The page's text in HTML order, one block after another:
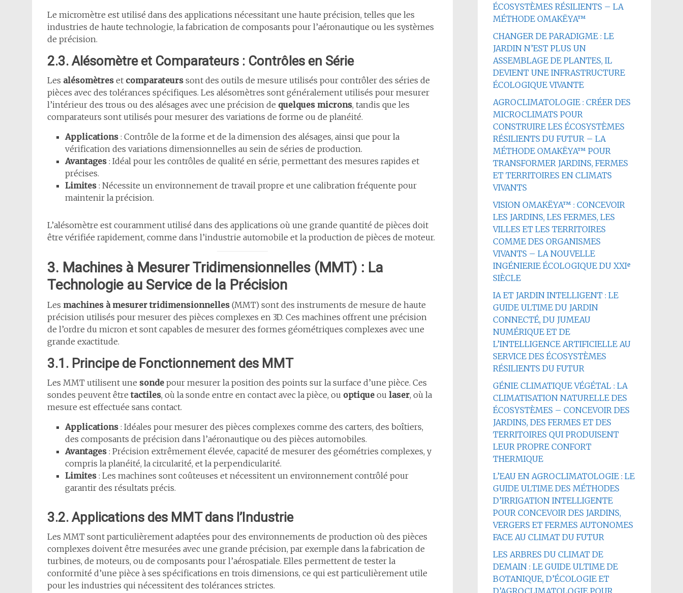
Le micromètre est utilisé dans des applications nécessitant une haute précision, telles que les
industries de haute technologie, la fabrication de composants pour l’aéronautique ou les systèmes
de précision.
2.3. Alésomètre et Comparateurs : Contrôles en Série
Les alésomètres et comparateurs sont des outils de mesure utilisés pour contrôler des séries de
pièces avec des tolérances spécifiques. Les alésomètres sont généralement utilisés pour mesurer
l’intérieur des trous ou des alésages avec une précision de quelques microns, tandis que les
comparateurs sont utilisés pour mesurer des variations de forme ou de planéité.
Applications : Contrôle de la forme et de la dimension des alésages, ainsi que pour la
vérification des variations dimensionnelles au sein de séries de production.
Avantages : Idéal pour les contrôles de qualité en série, permettant des mesures rapides et
précises.
Limites : Nécessite un environnement de travail propre et une calibration fréquente pour
maintenir la précision.
L’alésomètre est couramment utilisé dans des applications où une grande quantité de pièces doit
être vérifiée rapidement, comme dans l’industrie automobile et la production de pièces de moteur.
3. Machines à Mesurer Tridimensionnelles (MMT) : La
Technologie au Service de la Précision
Les machines à mesurer tridimensionnelles (MMT) sont des instruments de mesure de haute
précision utilisés pour mesurer des pièces complexes en 3D. Ces machines offrent une précision
de l’ordre du micron et sont capables de mesurer des formes géométriques complexes avec une
grande exactitude.
3.1. Principe de Fonctionnement des MMT
Les MMT utilisent une sonde pour mesurer la position des points sur la surface d’une pièce. Ces
sondes peuvent êtretactiles, où la sonde entre en contact avec la pièce, ou optique ou laser, où la
mesure est effectuée sans contact.
Applications : Idéales pour mesurer des pièces complexes comme des carters, des boîtiers,
des composants de précision dans l’aéronautique ou des pièces automobiles.
Avantages : Précision extrêmement élevée, capacité de mesurer des géométries complexes, y
compris la planéité, la circularité, et la perpendicularité.
Limites : Les machines sont coûteuses et nécessitent un environnement contrôlé pour
garantir des résultats précis.
3.2. Applications des MMT dans l’Industrie
Les MMT sont particulièrement adaptées pour des environnements de production où des pièces
complexes doivent être mesurées avec une grande précision, par exemple dans la fabrication de
turbines, de moteurs, ou de composants pour l’aérospatiale. Elles permettent de tester la
conformité d’une pièce à ses spécifications en trois dimensions, ce qui est particulièrement utile
pour les industries qui nécessitent des tolérances strictes.
ÉCOSYSTÈMES RÉSILIENTS – LA
MÉTHODE OMAKËYA™
CHANGER DE PARADIGME : LE
JARDIN N’EST PLUS UN
ASSEMBLAGE DE PLANTES, IL
DEVIENT UNE INFRASTRUCTURE
ÉCOLOGIQUE VIVANTE
AGROCLIMATOLOGIE : CRÉER DES
MICROCLIMATS POUR
CONSTRUIRE LES ÉCOSYSTÈMES
RÉSILIENTS DU FUTUR – LA
MÉTHODE OMAKËYA™ POUR
TRANSFORMER JARDINS, FERMES
ET TERRITOIRES EN CLIMATS
VIVANTS
VISION OMAKËYA™ : CONCEVOIR
LES JARDINS, LES FERMES, LES
VILLES ET LES TERRITOIRES
COMME DES ORGANISMES
VIVANTS – LA NOUVELLE
INGÉNIERIE ÉCOLOGIQUE DU XXIᵉ
SIÈCLE
IA ET JARDIN INTELLIGENT : LE
GUIDE ULTIME DU JARDIN
CONNECTÉ, DU JUMEAU
NUMÉRIQUE ET DE
L’INTELLIGENCE ARTIFICIELLE AU
SERVICE DES ÉCOSYSTÈMES
RÉSILIENTS DU FUTUR
GÉNIE CLIMATIQUE VÉGÉTAL : LA
CLIMATISATION NATURELLE DES
ÉCOSYSTÈMES – CONCEVOIR DES
JARDINS, DES FERMES ET DES
TERRITOIRES QUI PRODUISENT
LEUR PROPRE CONFORT
THERMIQUE
L’EAU EN AGROCLIMATOLOGIE : LE
GUIDE ULTIME DES MÉTHODES
D’IRRIGATION INTELLIGENTE
POUR CONCEVOIR DES JARDINS,
VERGERS ET FERMES AUTONOMES
FACE AU CLIMAT DU FUTUR
LES ARBRES DU CLIMAT DE
DEMAIN : LE GUIDE ULTIME DE
BOTANIQUE, D’ÉCOLOGIE ET
D’AGROCLIMATOLOGIE POUR